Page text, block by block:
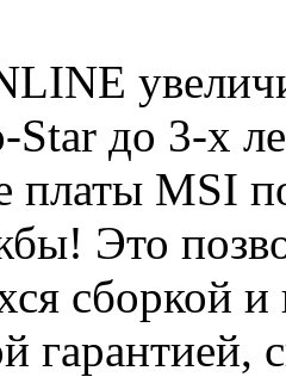
до 3-х
платы MSI
Это
сборкой
гарантией,